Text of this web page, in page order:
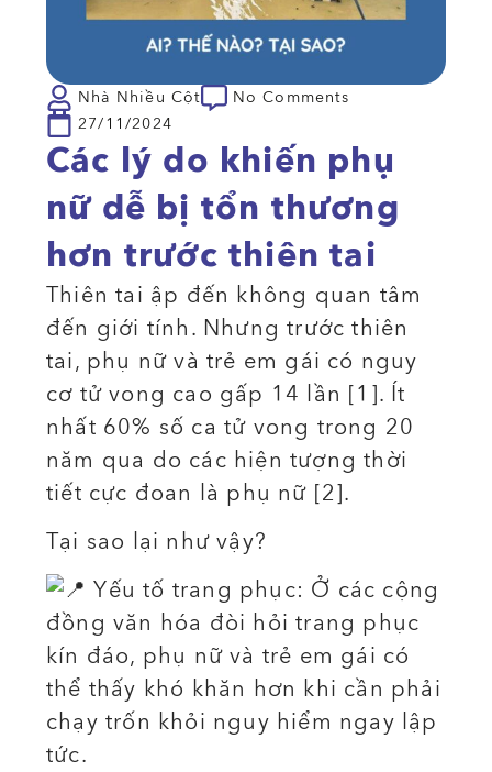
Nhà Nhiều Cột
No Comments
27/11/2024
Các lý do khiến phụ
nữ dễ bị tổn thương
hơn trước thiên tai
Thiên tai ập đến không quan tâm
đến giới tính. Nhưng trước thiên
tai, phụ nữ và trẻ em gái có nguy
cơ tử vong cao gấp 14 lần [1]. Ít
nhất 60% số ca tử vong trong 20
năm qua do các hiện tượng thời
tiết cực đoan là phụ nữ [2].
Tại sao lại như vậy?
Yếu tố trang phục: Ở các cộng
đồng văn hóa đòi hỏi trang phục
kín đáo, phụ nữ và trẻ em gái có
thể thấy khó khăn hơn khi cần phải
chạy trốn khỏi nguy hiểm ngay lập
tức.